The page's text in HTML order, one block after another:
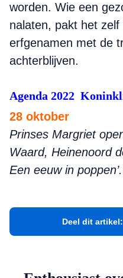
worden. Wie een
nalaten, pakt het
erfgenamen met de
achterblijven.
Agenda 2022
28 oktober
Prinses Margriet
Waard, Heinenoord
Een eeuw in poppen’.
Deel dit artikel: